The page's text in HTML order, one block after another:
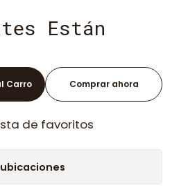
Están
Carro Comprar ahora
de favoritos